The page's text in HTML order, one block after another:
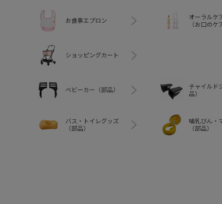
お食事エプロン
オーラルケ
（お口のケ
ショッピングカート
ベビーカー（部品）
チャイルド
品）
バス・トイレグッズ
（部品）
哺乳びん・
（部品）